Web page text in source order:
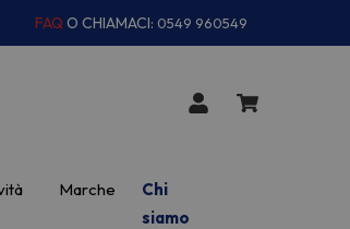
FAQ O CHIAMACI: 0549 960549
Marche
Chi
siamo